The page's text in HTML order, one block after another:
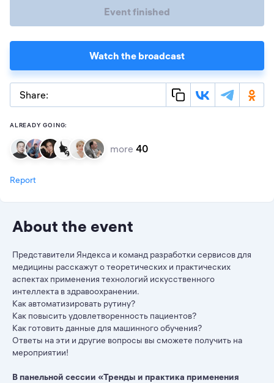
Event finished
Watch the broadcast
Share:
ALREADY GOING:
more 40
Report
About the event
Представители Яндекса и команд разработки сервисов для
медицины расскажут о теоретических и практических
аспектах применения технологий искусственного
интеллекта в здравоохранении.
Как автоматизировать рутину?
Как повысить удовлетворенность пациентов?
Как готовить данные для машинного обучения?
Ответы на эти и другие вопросы вы сможете получить на
мероприятии!
В панельной сессии «Тренды и практика применения